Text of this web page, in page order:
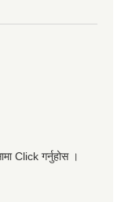
Click गर्नुहोस ।